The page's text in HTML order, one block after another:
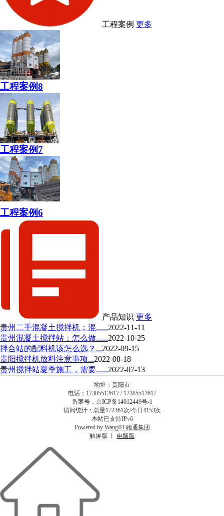
工程案例 更多
工程案例8
工程案例7
工程案例6
产品知识 更多
贵州二手混凝土搅拌机：混......2022-11-11
贵州混凝土搅拌站：怎么做......2022-10-25
拌合站的配料机该怎么选？...2022-09-15
贵阳搅拌机放料注意事项...2022-08-18
贵州搅拌站夏季施工，需要......2022-07-13
地址：贵阳市
电话：17385512617 / 17385512617
备案号：京ICP备14012449号-1
访问统计：总量172361次/今日4153次
本站已支持IPv6
Powered by WangID 驰通集团
触屏版 丨 电脑版